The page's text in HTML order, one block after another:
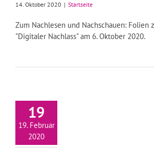
14. Oktober 2020 | Startseite
Zum Nachlesen und Nachschauen: Folien
"Digitaler Nachlass" am 6. Oktober 2020.
19
19. Februar
2020